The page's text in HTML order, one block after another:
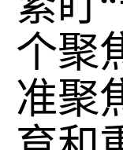
个聚
准聚